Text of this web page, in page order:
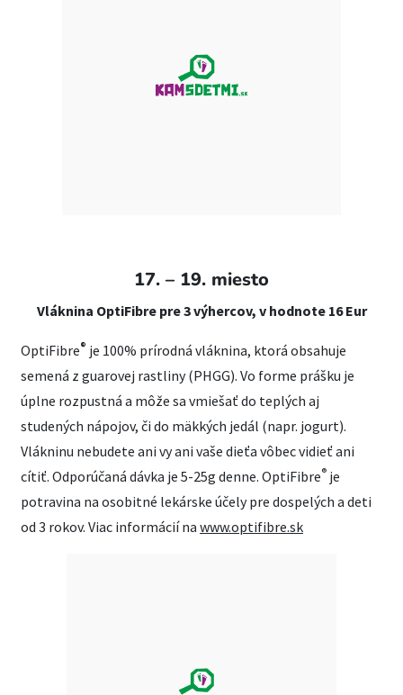
17. – 19. miesto
Vláknina OptiFibre pre 3 výhercov, v hodnote 16 Eur
OptiFibre® je 100% prírodná vláknina, ktorá obsahuje
semená z guarovej rastliny (PHGG). Vo forme prášku je
úplne rozpustná a môže sa vmiešať do teplých aj
studených nápojov, či do mäkkých jedál (napr. jogurt).
Vlákninu nebudete ani vy ani vaše dieťa vôbec vidieť ani
cítiť. Odporúčaná dávka je 5-25g denne. OptiFibre® je
potravina na osobitné lekárske účely pre dospelých a deti
od 3 rokov. Viac informácií na www.optifibre.sk